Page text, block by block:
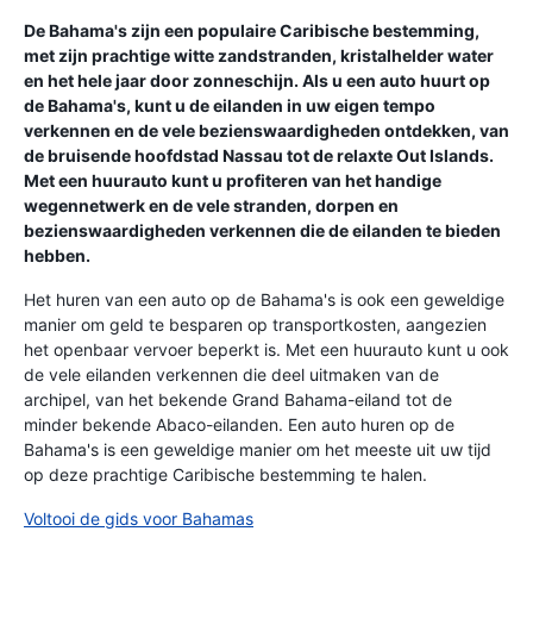
De Bahama's zijn een populaire Caribische bestemming,
met zijn prachtige witte zandstranden, kristalhelder water
en het hele jaar door zonneschijn. Als u een auto huurt op
de Bahama's, kunt u de eilanden in uw eigen tempo
verkennen en de vele bezienswaardigheden ontdekken, van
de bruisende hoofdstad Nassau tot de relaxte Out Islands.
Met een huurauto kunt u profiteren van het handige
wegennetwerk en de vele stranden, dorpen en
bezienswaardigheden verkennen die de eilanden te bieden
hebben.
Het huren van een auto op de Bahama's is ook een geweldige
manier om geld te besparen op transportkosten, aangezien
het openbaar vervoer beperkt is. Met een huurauto kunt u ook
de vele eilanden verkennen die deel uitmaken van de
archipel, van het bekende Grand Bahama-eiland tot de
minder bekende Abaco-eilanden. Een auto huren op de
Bahama's is een geweldige manier om het meeste uit uw tijd
op deze prachtige Caribische bestemming te halen.
Voltooi de gids voor Bahamas